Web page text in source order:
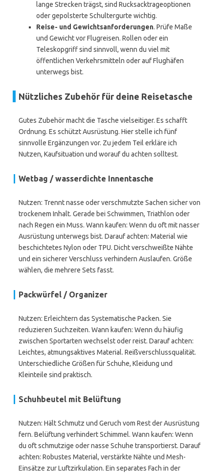
lange Strecken trägst, sind Rucksacktrageoptionen
oder gepolsterte Schultergurte wichtig.
Reise- und Gewichtsanforderungen. Prüfe Maße
und Gewicht vor Flugreisen. Rollen oder ein
Teleskopgriff sind sinnvoll, wenn du viel mit
öffentlichen Verkehrsmitteln oder auf Flughäfen
unterwegs bist.
Nützliches Zubehör für deine Reisetasche
Gutes Zubehör macht die Tasche vielseitiger. Es schafft
Ordnung. Es schützt Ausrüstung. Hier stelle ich fünf
sinnvolle Ergänzungen vor. Zu jedem Teil erkläre ich
Nutzen, Kaufsituation und worauf du achten solltest.
Wetbag / wasserdichte Innentasche
Nutzen: Trennt nasse oder verschmutzte Sachen sicher von
trockenem Inhalt. Gerade bei Schwimmen, Triathlon oder
nach Regen ein Muss. Wann kaufen: Wenn du oft mit nasser
Ausrüstung unterwegs bist. Darauf achten: Material wie
beschichtetes Nylon oder TPU. Dicht verschweißte Nähte
und ein sicherer Verschluss verhindern Auslaufen. Größe
wählen, die mehrere Sets fasst.
Packwürfel / Organizer
Nutzen: Erleichtern das Systematische Packen. Sie
reduzieren Suchzeiten. Wann kaufen: Wenn du häufig
zwischen Sportarten wechselst oder reist. Darauf achten:
Leichtes, atmungsaktives Material. Reißverschlussqualität.
Unterschiedliche Größen für Schuhe, Kleidung und
Kleinteile sind praktisch.
Schuhbeutel mit Belüftung
Nutzen: Hält Schmutz und Geruch vom Rest der Ausrüstung
fern. Belüftung verhindert Schimmel. Wann kaufen: Wenn
du oft schmutzige oder nasse Schuhe transportierst. Darauf
achten: Robustes Material, verstärkte Nähte und Mesh-
Einsätze zur Luftzirkulation. Ein separates Fach in der